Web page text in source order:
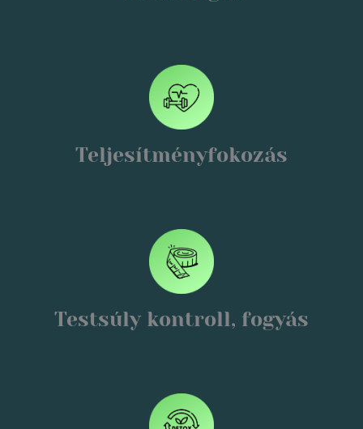
Teljesítményfokozás
Testsúly kontroll, fogyás